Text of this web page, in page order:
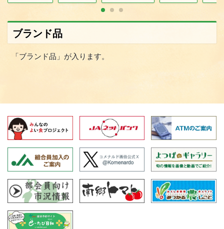
ブランド品
「ブランド品」が入ります。